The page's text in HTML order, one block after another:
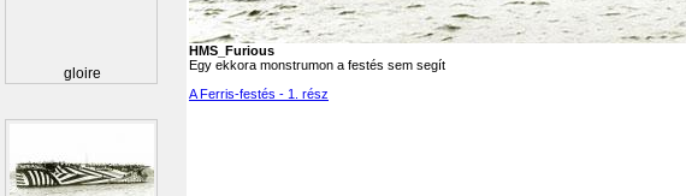
HMS_Furious
Egy ekkora monstrumon a festés sem segít
A Ferris-festés - 1. rész
gloire